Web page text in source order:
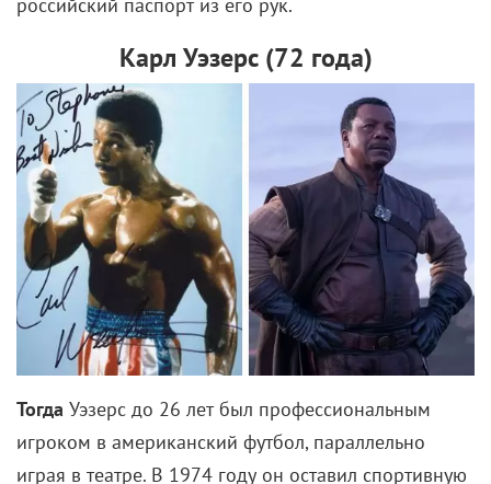
электронной музыкой, и Эдуард Артемьев,
вдохновляясь Вангелисом, сочинил саундтрек в
подобном стиле. Кончаловский мог получить и
высшую награду фестиваля – «Золотую пальмовую
ветвь». Но на нее претендовал и другой
грандиозный эпос — «Апокалипсис сегодня»
Фрэнсиса Форда Копполы.
Что получилосьЧетырехчасовая сага (для показа
на фестивале фильм сократили до 3 часов) из
пропагандической агитки превратилась в
философскую притчу, в которой отразилась судьба
всей страны. Увлекшись работами ученого и
философа Александра Чижевского о связи
человеческого сознания и окружающего мира,